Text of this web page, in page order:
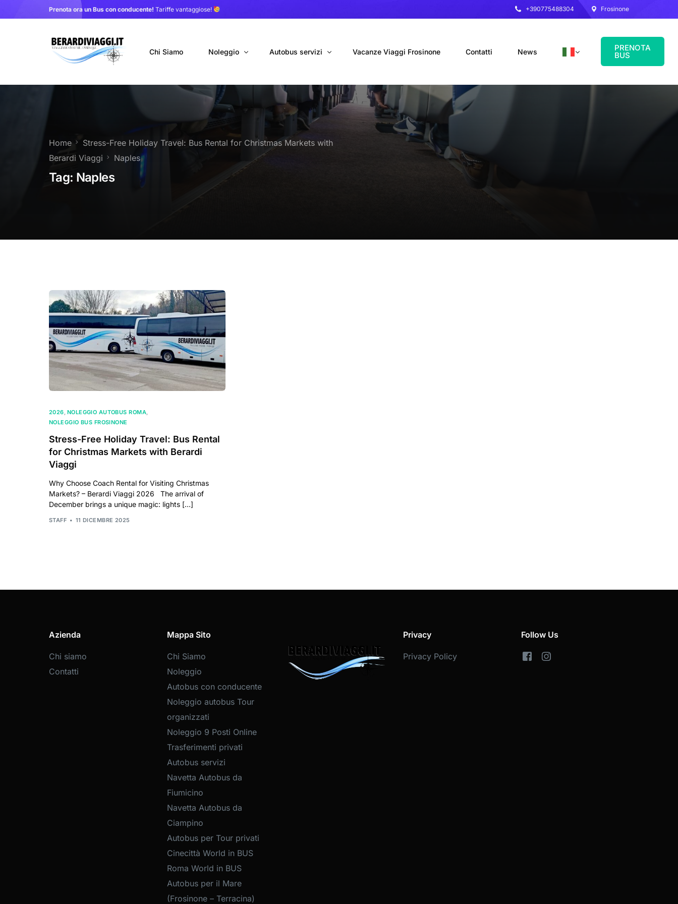
Prenota ora un Bus con conducente! Tariffe vantaggiose! +390775488304 Frosinone
Chi Siamo Noleggio
Autobus con conducente
Noleggio autobus Tour organizzati
Noleggio 9 Posti Online
Trasferimenti privati
Autobus servizi
Navetta Autobus da Fiumicino
Navetta Autobus da Ciampino
Autobus per Tour privati
Vacanze Viaggi Frosinone Contatti News PRENOTA
BUS
Home
Stress-Free Holiday Travel: Bus Rental for Christmas Markets with
Berardi Viaggi
Naples
Tag: Naples
2026 NOLEGGIO AUTOBUS ROMA
NOLEGGIO BUS FROSINONE
Stress-Free Holiday Travel: Bus Rental
for Christmas Markets with Berardi
Viaggi
Why Choose Coach Rental for Visiting Christmas
Markets? – Berardi Viaggi 2026 The arrival of
December brings a unique magic: lights […]
STAFF 11 DICEMBRE 2025
Azienda
Chi siamo
Contatti
Mappa Sito
Chi Siamo
Noleggio
Autobus con conducente
Noleggio autobus Tour
organizzati
Noleggio 9 Posti Online
Trasferimenti privati
Autobus servizi
Navetta Autobus da
Fiumicino
Navetta Autobus da
Ciampino
Autobus per Tour privati
Cinecittà World in BUS
Roma World in BUS
Autobus per il Mare
(Frosinone – Terracina)
Privacy
Privacy Policy
Follow Us